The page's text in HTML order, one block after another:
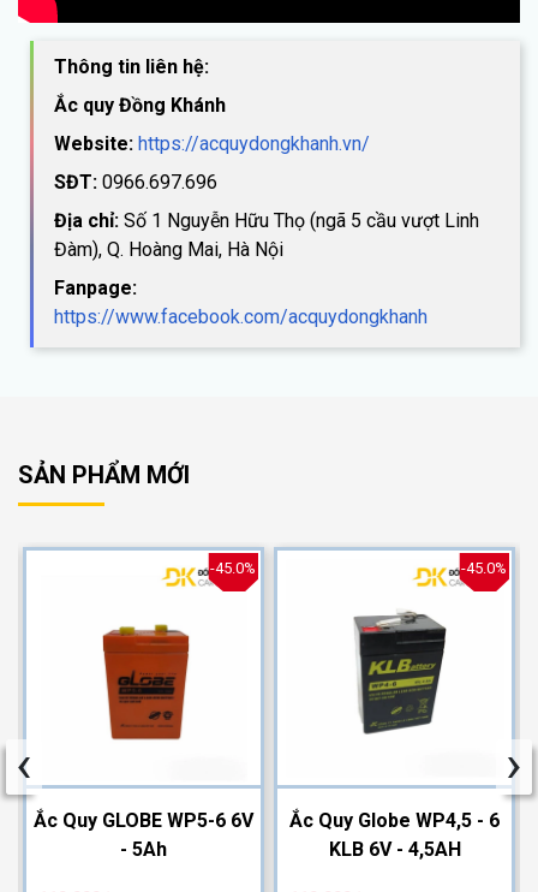
Thông tin liên hệ:
Ắc quy Đồng Khánh
Website: https://acquydongkhanh.vn/
SĐT: 0966.697.696
Địa chỉ: Số 1 Nguyễn Hữu Thọ (ngã 5 cầu vượt Linh
Đàm), Q. Hoàng Mai, Hà Nội
Fanpage:
https://www.facebook.com/acquydongkhanh
SẢN PHẨM MỚI
-45.0%
Ắc Quy GLOBE WP5-6 6V
- 5Ah
-45.0%
Ắc Quy Globe WP4,5 - 6
KLB 6V - 4,5AH
‹ ›